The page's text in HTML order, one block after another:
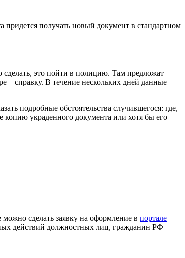
придется получать новый документ в стандартном
сделать, это пойти в полицию. Там предложат
– справку. В течение нескольких дней данные
подробные обстоятельства случившегося: где,
копию украденного документа или хотя бы его
сделать заявку на оформление в портале
действий должностных лиц, гражданин РФ